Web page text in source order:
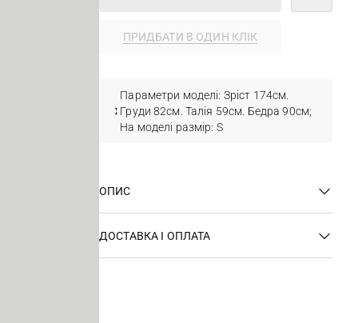
ПРИДБАТИ В ОДИН КЛІК
Параметри моделі: Зріст 174см.
Груди 82см. Талія 59см. Бедра 90см;
На моделі размір: S
ОПИС
ДОСТАВКА І ОПЛАТА